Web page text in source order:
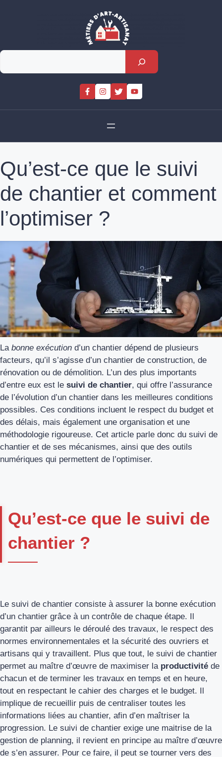
Rechercher
Qu’est-ce que le suivi
de chantier et comment
l’optimiser ?
La bonne exécution d’un chantier dépend de plusieurs
facteurs, qu’il s’agisse d’un chantier de construction, de
rénovation ou de démolition. L’un des plus importants
d’entre eux est le suivi de chantier, qui offre l’assurance
de l’évolution d’un chantier dans les meilleures conditions
possibles. Ces conditions incluent le respect du budget et
des délais, mais également une organisation et une
méthodologie rigoureuse. Cet article parle donc du suivi de
chantier et de ses mécanismes, ainsi que des outils
numériques qui permettent de l’optimiser.
Qu’est-ce que le suivi de
chantier ?
Le suivi de chantier consiste à assurer la bonne exécution
d’un chantier grâce à un contrôle de chaque étape. Il
garantit par ailleurs le déroulé des travaux, le respect des
normes environnementales et la sécurité des ouvriers et
artisans qui y travaillent. Plus que tout, le suivi de chantier
permet au maître d’œuvre de maximiser la productivité de
chacun et de terminer les travaux en temps et en heure,
tout en respectant le cahier des charges et le budget. Il
implique de recueillir puis de centraliser toutes les
informations liées au chantier, afin d’en maîtriser la
progression. Le suivi de chantier exige une maitrise de la
gestion de planning, il revient en principe au maître d’œuvre
de s’en assurer. Pour ce faire, il peut se tourner vers des